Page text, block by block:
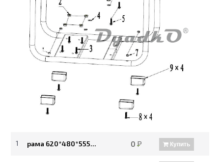
1 рама 620*480*555... 0Р Купить